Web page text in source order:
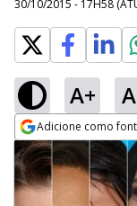
30/10/2015 - 17H58
A+
Adicione como
Opens in new